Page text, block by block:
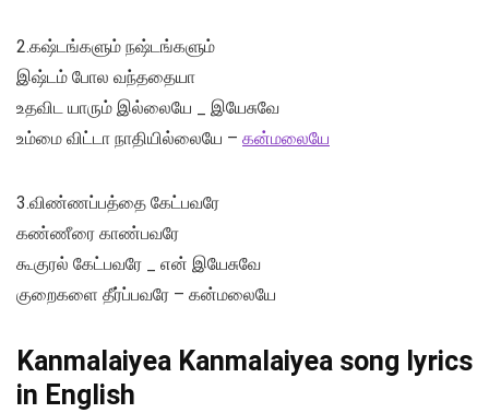
2.கஷ்டங்களும் நஷ்டங்களும்
இஷ்டம் போல வந்ததையா
உதவிட யாரும் இல்லையே _ இயேசுவே
உம்மை விட்டா நாதியில்லையே – கன்மலையே
3.விண்ணப்பத்தை கேட்பவரே
கண்ணீரை காண்பவரே
கூகுரல் கேட்பவரே _ என் இயேசுவே
குறைகளை தீர்ப்பவரே – கன்மலையே
Kanmalaiyea Kanmalaiyea song lyrics
in English